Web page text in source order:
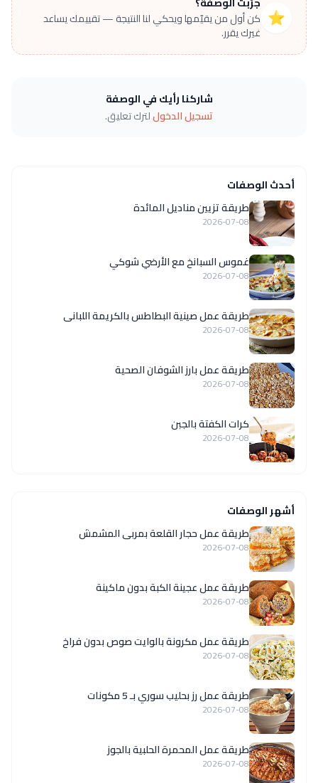
⭐ كن أول من يقيّمها ويحكي لنا النتيجة — تقييمك يساعد
غيرك يقرر.
شاركنا رأيك في الوصفة
تسجيل الدخوللترك تعليق.
أحدث الوصفات
طريقة تزيين مناديل المائدة
2026-07-08
غموس السبانخ مع الأرضي شوكي
2026-07-08
طريقة عمل صينية البطاطس بالكريمة اللبانى
2026-07-08
طريقة عمل بارز الشوفان الصحية
2026-07-08
كرات الكفتة بالجبن
2026-07-08
أشهر الوصفات
طريقة عمل حجار القلعة بمربى المشمش
2026-07-08
طريقة عمل عجينة الكبة بدون ماكينة
2026-07-08
طريقة عمل مكرونة بالوايت صوص بدون فراخ
2026-07-08
طريقة عمل رز بحليب سوري بـ 5 مكونات
2026-07-08
طريقة عمل المحمرة الحلبية بالجوز
2026-07-08